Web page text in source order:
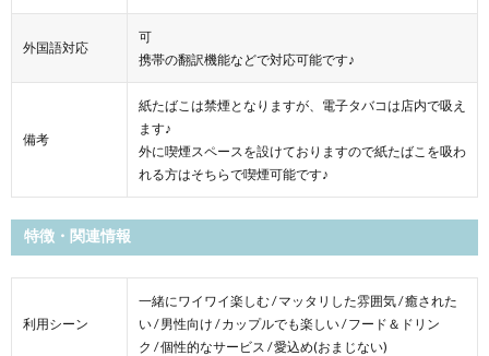
外国語対応
可
携帯の翻訳機能などで対応可能です♪
備考
紙たばこは禁煙となりますが、電子タバコは店内で吸え
ます♪
外に喫煙スペースを設けておりますので紙たばこを吸わ
れる方はそちらで喫煙可能です♪
特徴・関連情報
利用シーン
一緒にワイワイ楽しむ / マッタリした雰囲気 / 癒された
い / 男性向け / カップルでも楽しい / フード＆ドリン
ク / 個性的なサービス / 愛込め(おまじない)